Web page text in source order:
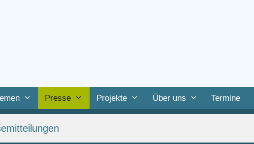
Presse Projekte Über uns Termine